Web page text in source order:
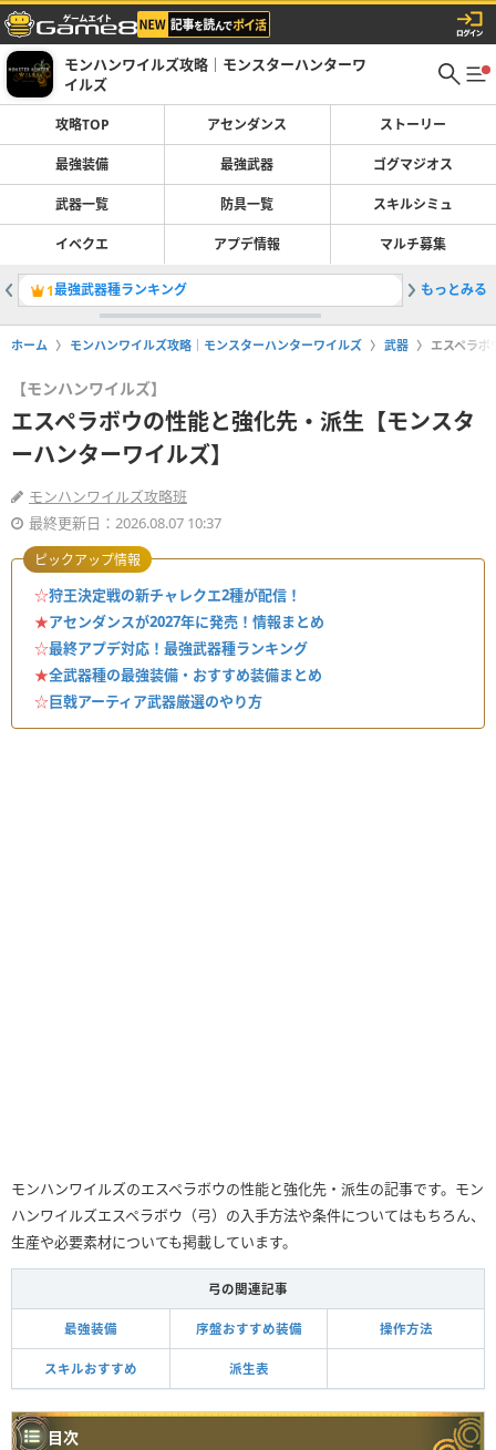
モンハンワイルズ攻略｜モンスターハンターワ
イルズ
攻略TOP アセンダンス ストーリー
最強装備 最強武器 ゴグマジオス
武器一覧 防具一覧 スキルシミュ
イベクエ アプデ情報 マルチ募集
1最強武器種ランキング 2ゴグマ
もっとみる
ホーム モンハンワイルズ攻略｜モンスターハンターワイルズ 武器 エスペラ
【モンハンワイルズ】
エスペラボウの性能と強化先・派生【モンスタ
ーハンターワイルズ】
モンハンワイルズ攻略班
最終更新日：2026.08.07 10:37
☆狩王決定戦の新チャレクエ2種が配信！
★アセンダンスが2027年に発売！情報まとめ
☆最終アプデ対応！最強武器種ランキング
★全武器種の最強装備・おすすめ装備まとめ
☆巨戟アーティア武器厳選のやり方
ピックアップ情報
モンハンワイルズのエスペラボウの性能と強化先・派生の記事です。モン
ハンワイルズエスペラボウ（弓）の入手方法や条件についてはもちろん、
生産や必要素材についても掲載しています。
弓の関連記事
最強装備 序盤おすすめ装備 操作方法
スキルおすすめ 派生表
目次